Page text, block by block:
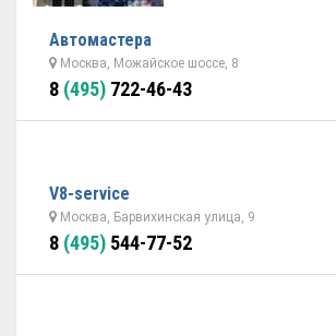
Автомастера
Москва, Можайское шоссе, 8
8 (495) 722-46-43
V8-service
Москва, Барвихинская улица, 9
8 (495) 544-77-52